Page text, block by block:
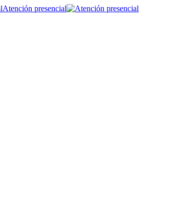
Atención presencial